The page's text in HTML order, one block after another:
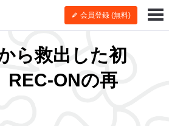
会員登録 (無料)
ら救出した初
REC-ONの再